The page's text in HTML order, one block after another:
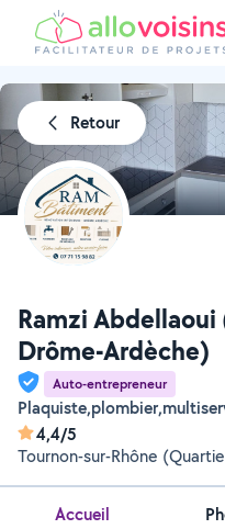
Retour
Ramzi
Drôme-Ardèche)
Auto-entrepreneur
4,4/5
Tournon-sur-Rhône
Accueil